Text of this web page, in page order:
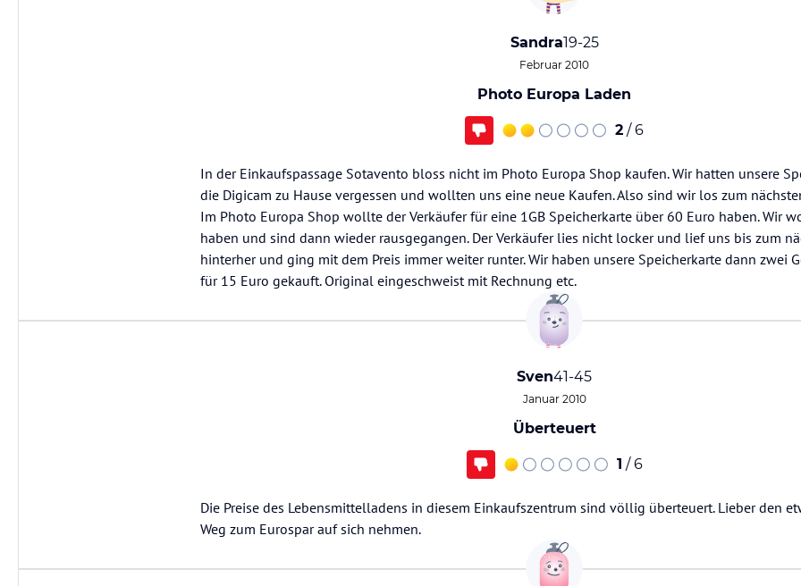
Sandra19-25
Februar 2010
Photo Europa Laden
2 / 6
In der Einkaufspassage Sotavento bloss nicht im Photo Europa Shop kaufen. Wir hatten unsere
die Digicam zu Hause vergessen und wollten uns eine neue Kaufen. Also sind wir los zum
Im Photo Europa Shop wollte der Verkäufer für eine 1GB Speicherkarte über 60 Euro haben. Wir
haben und sind dann wieder rausgegangen. Der Verkäufer lies nicht locker und lief uns bis zum
hinterher und ging mit dem Preis immer weiter runter. Wir haben unsere Speicherkarte dann zwei
für 15 Euro gekauft. Original eingeschweist mit Rechnung etc.
Sven41-45
Januar 2010
Überteuert
1 / 6
Die Preise des Lebensmittelladens in diesem Einkaufszentrum sind völlig überteuert. Lieber den
Weg zum Eurospar auf sich nehmen.